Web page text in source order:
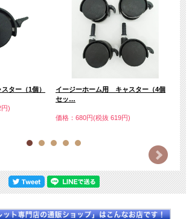
ター（1個）
)
イージーホーム用 キャスター（4個
セッ…
価格：680円(税抜 619円)
イ
個）
価